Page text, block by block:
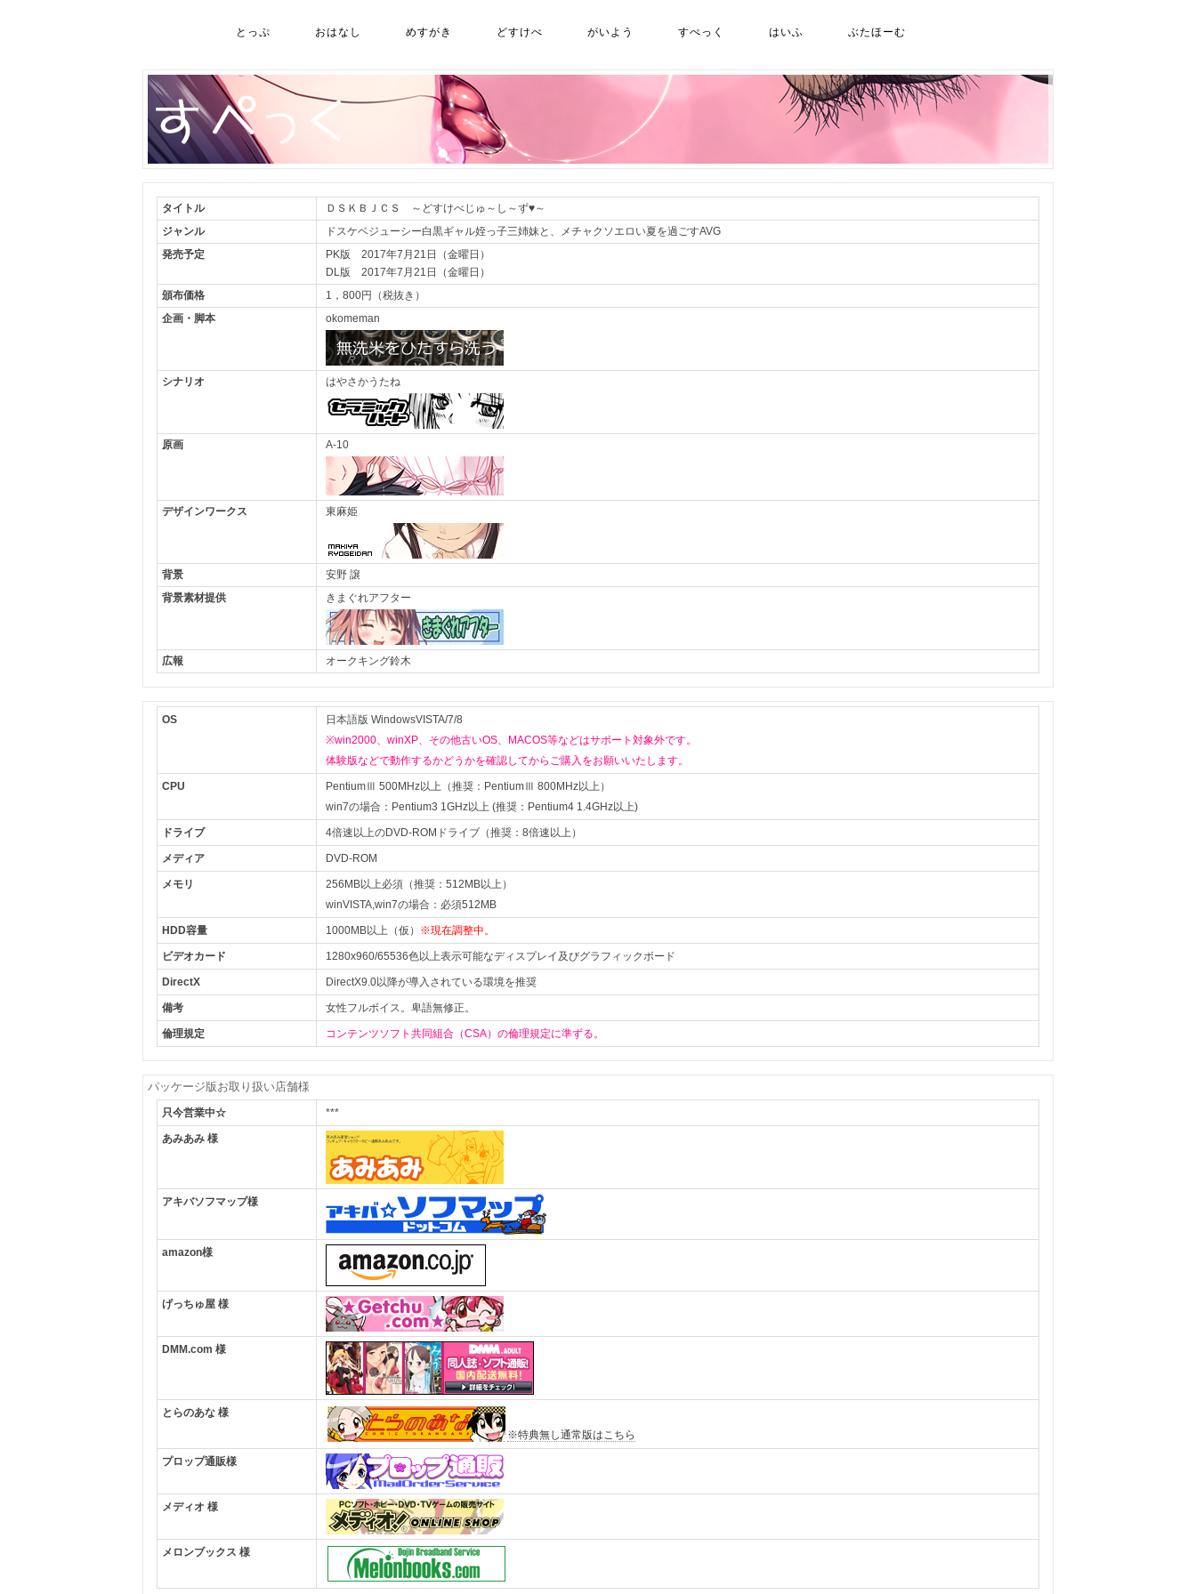
とっぷ おはなし めすがき どすけべ がいよう すぺっく はいふ ぶたほーむ
タイトル
ＤＳＫＢＪＣＳ ～どすけべじゅ～し～ず♥～
ジャンル
ドスケベジューシー白黒ギャル姪っ子三姉妹と、メチャクソエロい夏を過ごすAVG
発売予定
PK版 2017年7月21日（金曜日）
DL版 2017年7月21日（金曜日）
頒布価格
1，800円（税抜き）
企画・脚本
okomeman
シナリオ はやさかうたね
原画 A-10
デザインワークス 東麻姫
背景
安野 譲
背景素材提供
きまぐれアフター
広報 オークキング鈴木
OS
日本語版 WindowsVISTA/7/8
※win2000、winXP、その他古いOS、MACOS等などはサポート対象外です。
体験版などで動作するかどうかを確認してからご購入をお願いいたします。
CPU
PentiumⅢ 500MHz以上（推奨：PentiumⅢ 800MHz以上）
win7の場合：Pentium3 1GHz以上 (推奨：Pentium4 1.4GHz以上)
ドライブ 4倍速以上のDVD-ROMドライブ（推奨：8倍速以上）
メディア DVD-ROM
メモリ
256MB以上必須（推奨：512MB以上）
winVISTA,win7の場合：必須512MB
HDD容量 1000MB以上（仮） ※現在調整中。
ビデオカード 1280x960/65536色以上表示可能なディスプレイ及びグラフィックボード
DirectX DirectX9.0以降が導入されている環境を推奨
備考 女性フルボイス。卑語無修正。
倫理規定 コンテンツソフト共同組合（CSA）の倫理規定に準ずる。
パッケージ版お取り扱い店舗様
只今営業中☆ ***
あみあみ 様
アキバソフマップ様
amazon様
げっちゅ屋 様
DMM.com 様
とらのあな 様
※特典無し通常版はこちら
プロップ通販様
メディオ 様
メロンブックス 様